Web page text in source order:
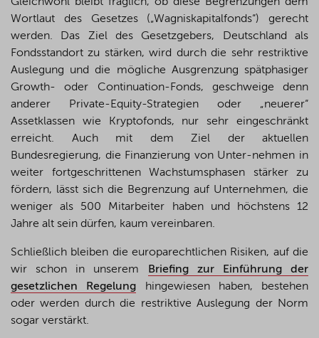
Wortlaut des Gesetzes („Wagniskapitalfonds“) gerecht
werden. Das Ziel des Gesetzgebers, Deutschland als
Fondsstandort zu stärken, wird durch die sehr restriktive
Auslegung und die mögliche Ausgrenzung spätphasiger
Growth- oder Continuation-Fonds, geschweige denn
anderer Private-Equity-Strategien oder „neuerer“
Assetklassen wie Kryptofonds, nur sehr eingeschränkt
erreicht. Auch mit dem Ziel der aktuellen
Bundesregierung, die Finanzierung von Unter-nehmen in
weiter fortgeschrittenen Wachstumsphasen stärker zu
fördern, lässt sich die Begrenzung auf Unternehmen, die
weniger als 500 Mitarbeiter haben und höchstens 12
Jahre alt sein dürfen, kaum vereinbaren.
Schließlich bleiben die europarechtlichen Risiken, auf die
wir schon in unserem
Briefing zur Einführung der
gesetzlichen Regelung hingewiesen haben, bestehen
oder werden durch die restriktive Auslegung der Norm
sogar verstärkt.